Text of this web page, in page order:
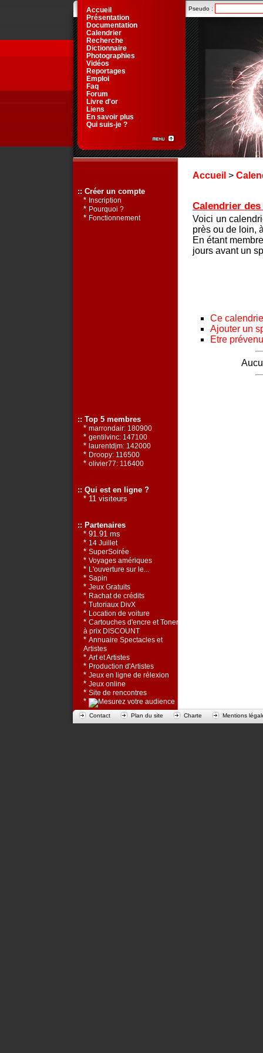
Accueil >
Calendrier
Voici un
près ou de loin,
En étant
jours avant un
Ce
Ajouter un
Etre
Pseudo :
Accueil
Présentation
Documentation
Calendrier
Recherche
Dictionnaire
Photographies
Vidéos
Reportages
Emploi
Faq
Forum
Livre d'or
Liens
En savoir plus
Qui suis-je ?
:: Créer un compte
* Inscription
* Pourquoi ?
* Fonctionnement
:: Top 5 membres
* marrondair: 180900
* gentilvinc: 147100
* laurentdjm: 142000
* Droopy: 116500
* olivier77: 116400
:: Qui est en ligne ?
* 11 visiteurs
:: Partenaires
* 91.91 ms
* 14 Juillet
* SuperSoirée
* Voyages amériques
* L'ouverture sur le...
* Sapin
* Jeux Gratuits
* Rachat de crédits
* Tutoriaux DivX
* Location de voiture
* Cartouches d'encre et Toners
à prix DISCOUNT
* Annuaire Spectacles et
Artistes
* Art et Artistes
* Production d'Artistes
* Jeux en ligne de rélexion
* Jeux online
* Site de rencontres
*
Contact Plan du site Charte Mentions